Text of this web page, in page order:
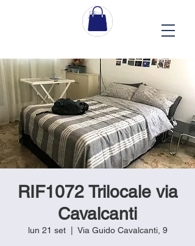
RIF1072 Trilocale via
Cavalcanti
lun 21 set
  |
Via Guido Cavalcanti, 9